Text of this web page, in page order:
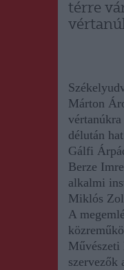
térre
Márton
délután
Gálfi
Berze
alkalmi
Miklós
A
szervezők